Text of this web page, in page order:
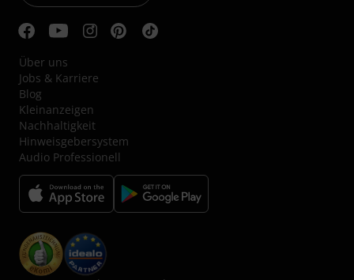
Über uns
Jobs & Karriere
Blog
Kleinanzeigen
Nachhaltigkeit
Hinweisgebersystem
Audio Professionell